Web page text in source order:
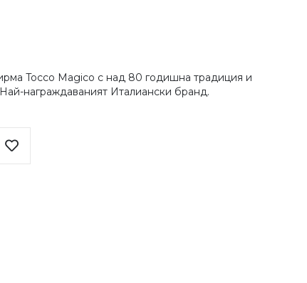
Tocco Magico с над 80 годишна традиция и
награждаваният Италиански бранд.
Добави
в